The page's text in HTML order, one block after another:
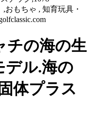
,おもちゃ , 知育玩具・
チの海の生
デル.海の
体プラス